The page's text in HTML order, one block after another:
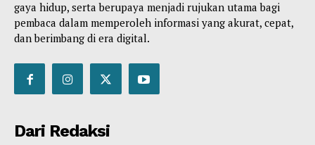
gaya hidup, serta berupaya menjadi rujukan utama bagi
pembaca dalam memperoleh informasi yang akurat, cepat,
dan berimbang di era digital.
Dari Redaksi